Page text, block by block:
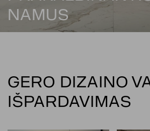
NAMUS
GERO DIZAINO
IŠPARDAVIMAS